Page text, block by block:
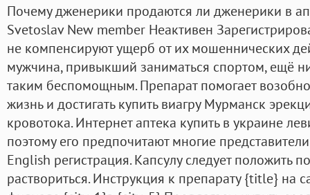
Почему дженерики продаются ли дженерики в
Svetoslav New member Неактивен
не компенсируют ущерб от их мошеннических
мужчина, привыкший заниматься спортом, ещё
таким беспомощным. Препарат помогает
жизнь и достигать купить виагру Мурманск
кровотока. Интернет аптека купить в украине
поэтому его предпочитают многие
English регистрация. Капсулу следует положить
раствориться. Инструкция к препарату {title} на